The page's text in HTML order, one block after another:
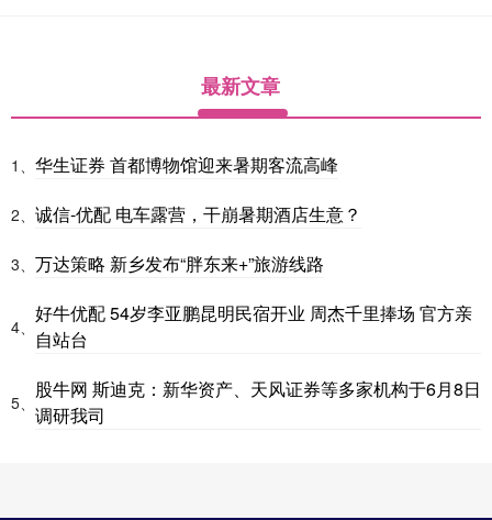
最新文章
1、 华生证券 首都博物馆迎来暑期客流高峰
2、 诚信-优配 电车露营，干崩暑期酒店生意？
3、 万达策略 新乡发布“胖东来+”旅游线路
4、
好牛优配 54岁李亚鹏昆明民宿开业 周杰千里捧场 官方亲
自站台
5、
股牛网 斯迪克：新华资产、天风证券等多家机构于6月8日
调研我司